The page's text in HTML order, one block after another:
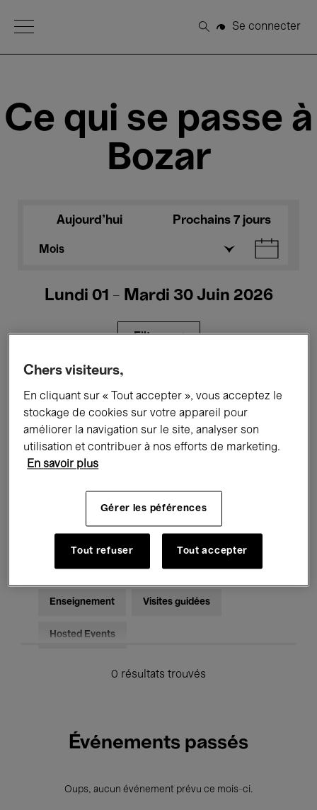
Open Menu
Rechercher
Se connecter
Ce qui se passe à
Bozar
Aujourd'hui Prochains 7 jours
Mois
Lundi 01 - Mardi 30 Juin 2026
Filtres
Expositions Films Performances
Rencontres & Débats Jazz
Musique électronique
Pour tous Kids’ Palace
Enseignement Visites guidées
Hosted Events
0 résultats trouvés
Événements passés
Oups, aucun événement prévu ce mois-ci.
Chers visiteurs,
En cliquant sur « Tout accepter », vous acceptez le
stockage de cookies sur votre appareil pour
améliorer la navigation sur le site, analyser son
utilisation et contribuer à nos efforts de marketing.
En savoir plus
Gérer les péférences
Tout refuser Tout accepter